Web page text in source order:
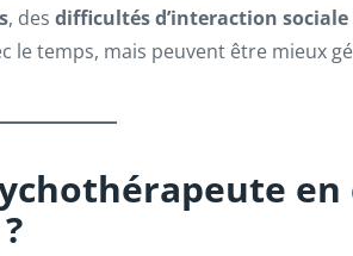
, des difficultés d’interaction sociale
le temps, mais peuvent être mieux
en